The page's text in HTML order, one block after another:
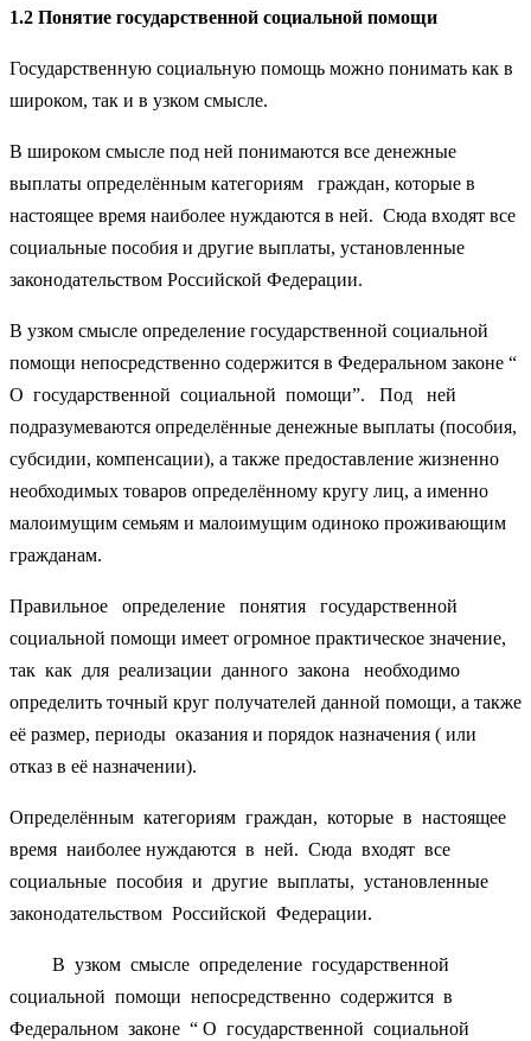
1.2 Понятие государственной социальной помощи
Государственную социальную помощь можно понимать как в
широком, так и в узком смысле.
В широком смысле под ней понимаются все денежные
выплаты определённым категориям граждан, которые в
настоящее время наиболее нуждаются в ней. Сюда входят все
социальные пособия и другие выплаты, установленные
законодательством Российской Федерации.
В узком смысле определение государственной социальной
помощи непосредственно содержится в Федеральном законе “
О государственной социальной помощи”. Под ней
подразумеваются определённые денежные выплаты (пособия,
субсидии, компенсации), а также предоставление жизненно
необходимых товаров определённому кругу лиц, а именно
малоимущим семьям и малоимущим одиноко проживающим
гражданам.
Правильное определение понятия государственной
социальной помощи имеет огромное практическое значение,
так как для реализации данного закона необходимо
определить точный круг получателей данной помощи, а также
её размер, периоды оказания и порядок назначения ( или
отказ в её назначении).
Определённым категориям граждан, которые в настоящее
время наиболее нуждаются в ней. Сюда входят все
социальные пособия и другие выплаты, установленные
законодательством Российской Федерации.
В узком смысле определение государственной
социальной помощи непосредственно содержится в
Федеральном законе “ О государственной социальной